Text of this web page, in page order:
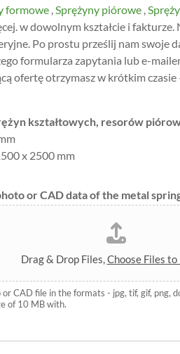
formowe ,Sprężyny piórowe ,
w dowolnym kształcie i fakturze.
Po prostu prześlij nam swoje
formularza zapytania lub e-
ofertę otrzymasz w krótkim
kształtowych, resorów
x 2500 mm
or CAD data of the metal
Drag & Drop Files,Choose Files to
CAD file in the formats - jpg, tif, gif, png,
of 10 MB with.